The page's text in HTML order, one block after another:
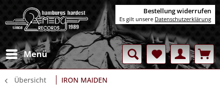
Menü
Übersicht IRON MAIDEN
Bestellung widerrufen
Es gilt unsere Datenschutzerklärung